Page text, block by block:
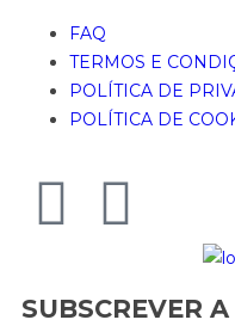
FAQ
TERMOS E
POLÍTICA DE
POLÍTICA DE
SUBSCREVER